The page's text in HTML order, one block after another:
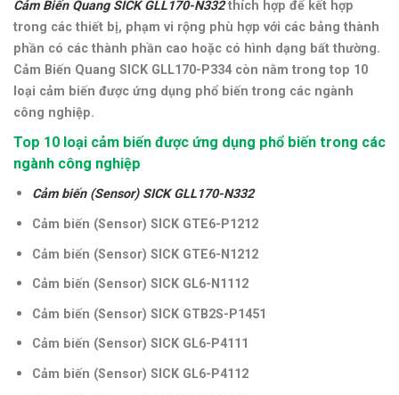
Cảm Biến Quang SICK GLL170-N332thích hợp để kết hợp
trong các thiết bị, phạm vi rộng phù hợp với các bảng thành
phần có các thành phần cao hoặc có hình dạng bất thường.
Cảm Biến Quang SICK GLL170-P334còn nằm trong top 10
loại cảm biến được ứng dụng phổ biến trong các ngành
công nghiệp.
Top 10 loại cảm biến được ứng dụng phổ biến trong các
ngành công nghiệp
Cảm biến (Sensor) SICK GLL170-N332
Cảm biến (Sensor) SICK GTE6-P1212
Cảm biến (Sensor) SICK GTE6-N1212
Cảm biến (Sensor) SICK GL6-N1112
Cảm biến (Sensor) SICK GTB2S-P1451
Cảm biến (Sensor) SICK GL6-P4111
Cảm biến (Sensor) SICK GL6-P4112